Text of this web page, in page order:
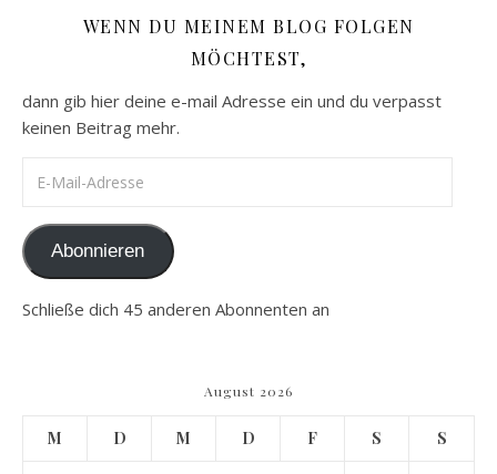
WENN DU MEINEM BLOG FOLGEN
MÖCHTEST,
dann gib hier deine e-mail Adresse ein und du verpasst
keinen Beitrag mehr.
Abonnieren
Schließe dich 45 anderen Abonnenten an
August 2026
M D M D F S S